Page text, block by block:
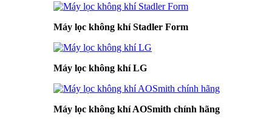
Máy lọc không khí Stadler Form
Máy lọc không khí LG
Máy lọc không khí AOSmith chính hãng